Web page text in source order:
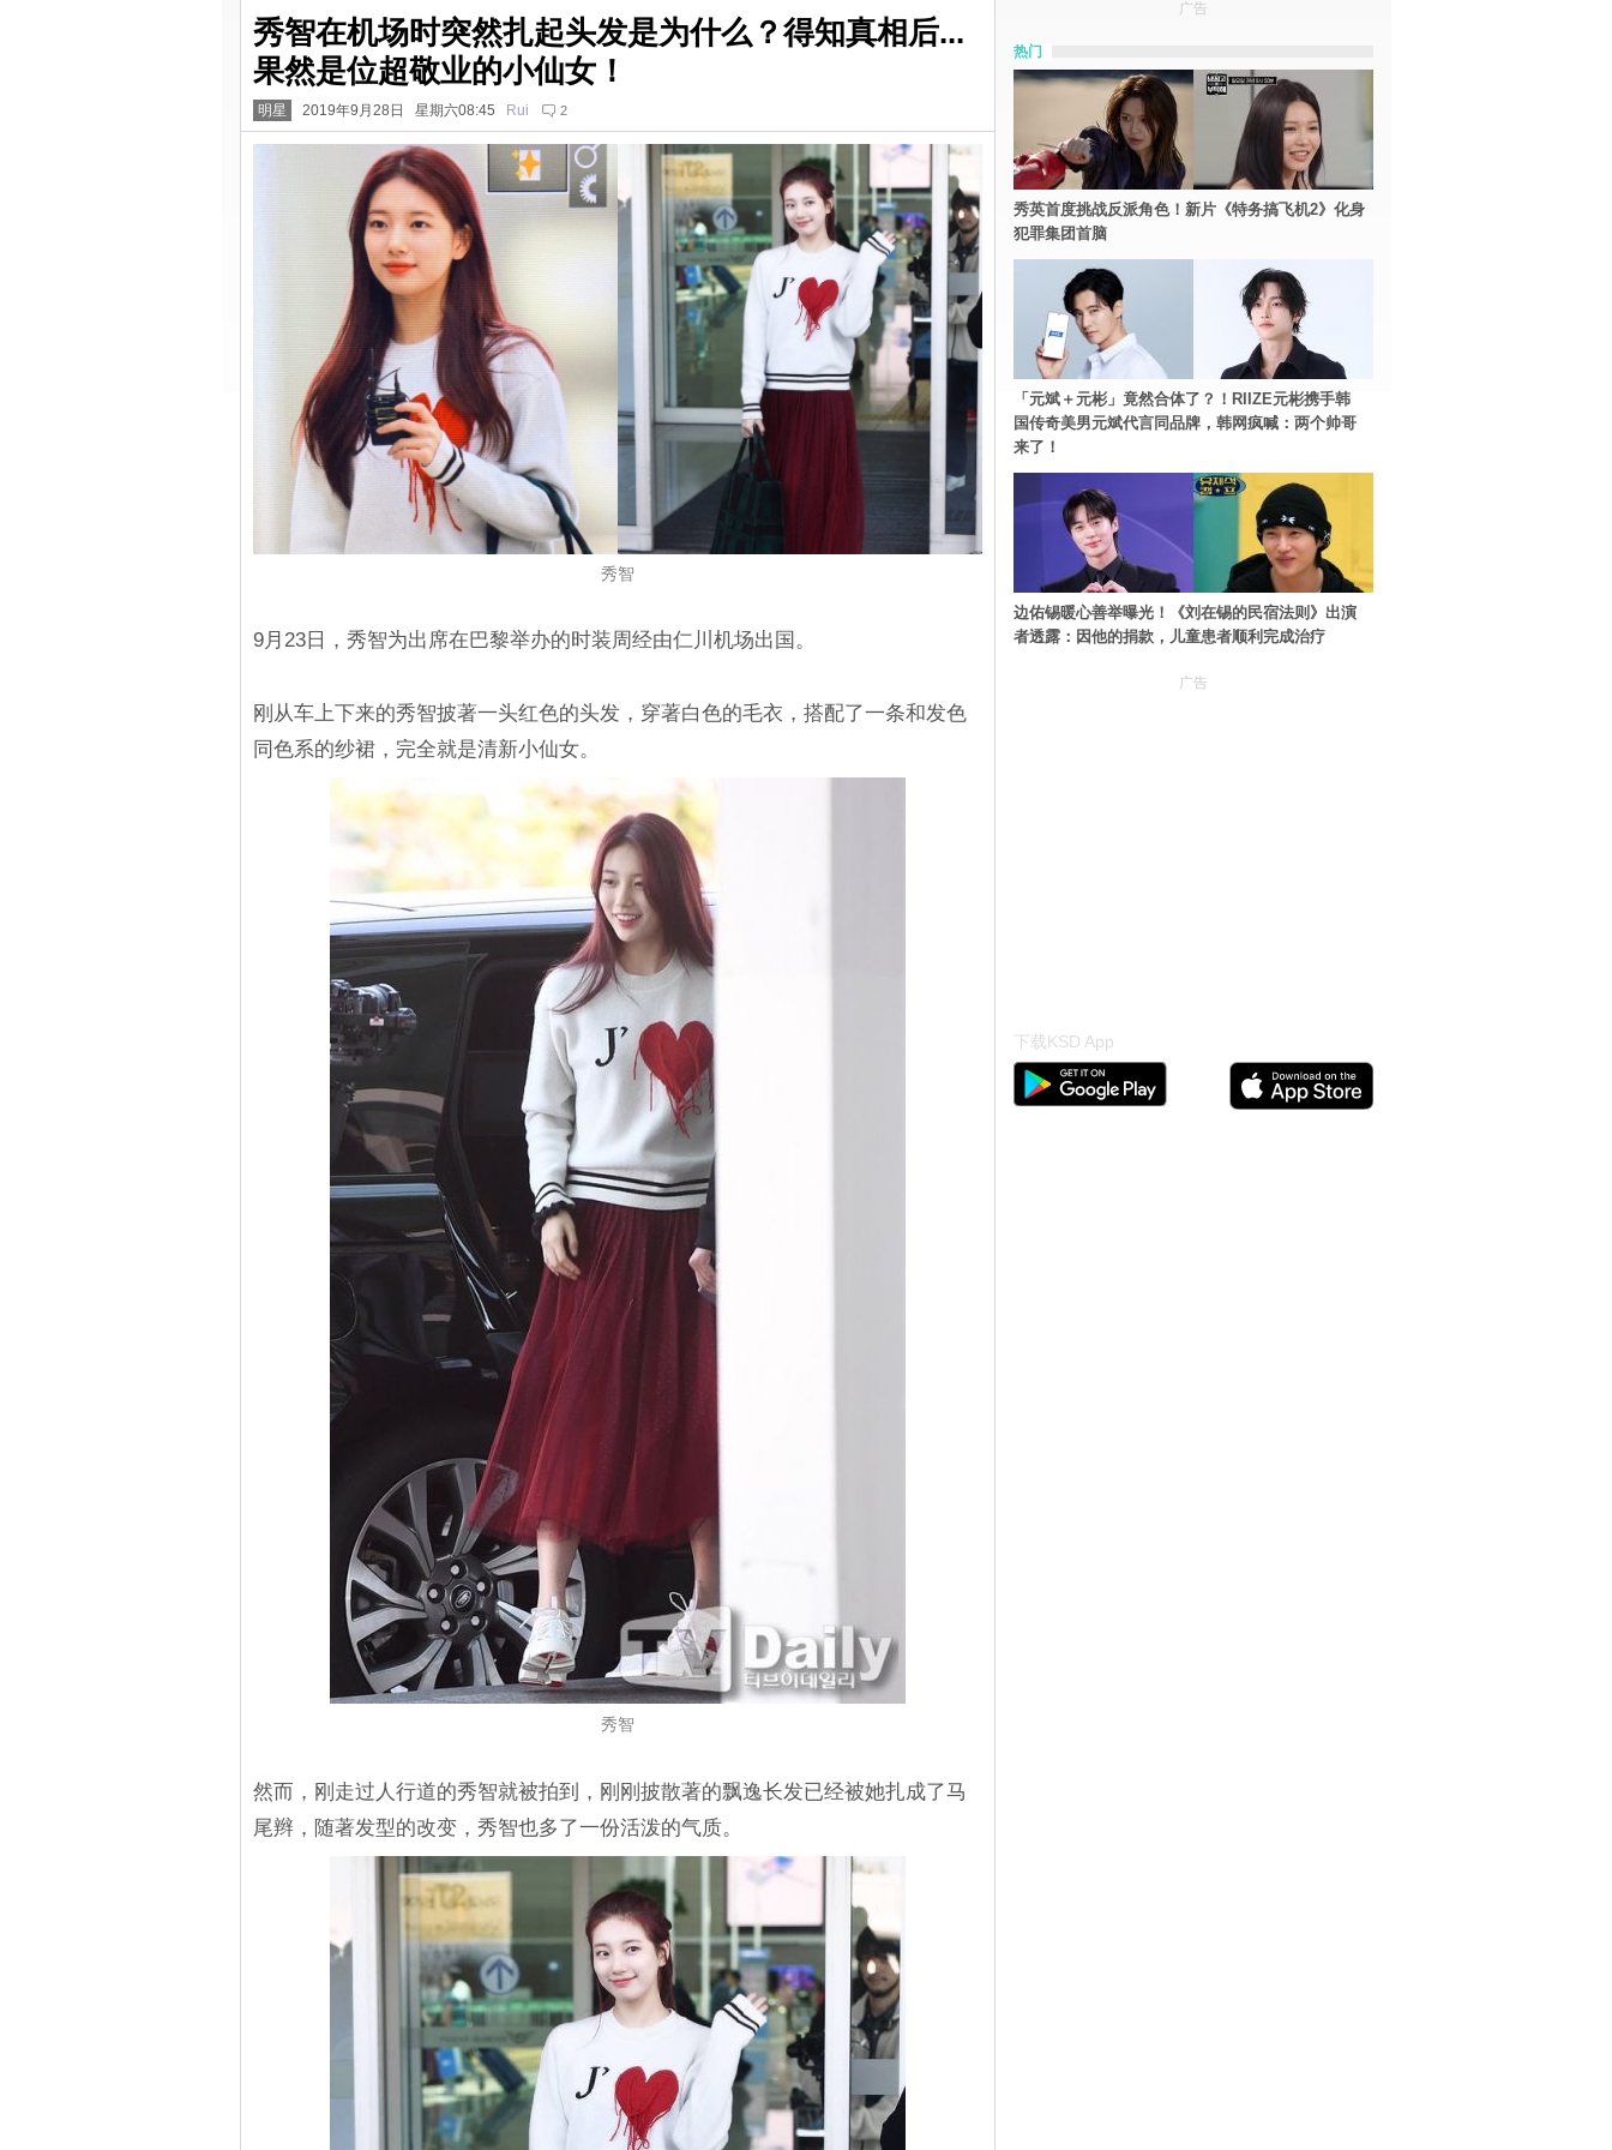
秀智在机场时突然扎起头发是为什么？得知真相后...
果然是位超敬业的小仙女！
明星 2019年9月28日 星期六08:45 Rui 2
秀智
9月23日，秀智为出席在巴黎举办的时装周经由仁川机场出国。
刚从车上下来的秀智披著一头红色的头发，穿著白色的毛衣，搭配了一条和发色
同色系的纱裙，完全就是清新小仙女。
秀智
然而，刚走过人行道的秀智就被拍到，刚刚披散著的飘逸长发已经被她扎成了马
尾辫，随著发型的改变，秀智也多了一份活泼的气质。
广告
热门
秀英首度挑战反派角色！新片《特务搞飞机2》化身
犯罪集团首脑
「元斌＋元彬」竟然合体了？！RIIZE元彬携手韩
国传奇美男元斌代言同品牌，韩网疯喊：两个帅哥
来了！
边佑锡暖心善举曝光！《刘在锡的民宿法则》出演
者透露：因他的捐款，儿童患者顺利完成治疗
广告
下载KSD App